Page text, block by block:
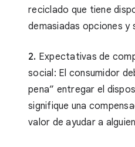
reciclado que tiene
demasiadas opciones y
2. Expectativas de
social: El consumidor
pena” entregar el
signifique una
valor de ayudar a